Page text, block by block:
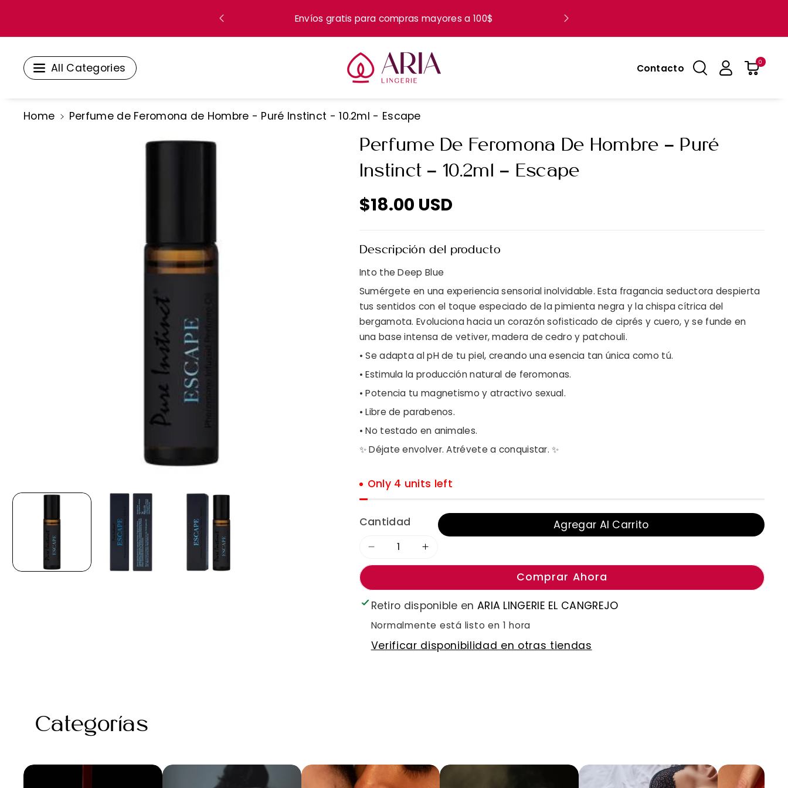
O
Envíos gratis para compras mayores a 100$
All Categories Contacto 0
Home Perfume de Feromona de Hombre - Puré Instinct - 10.2ml - Escape
Perfume De Feromona De Hombre - Puré
Instinct - 10.2ml - Escape
$18.00 USD
Descripción del producto
Into the Deep Blue
Sumérgete en una experiencia sensorial inolvidable. Esta fragancia seductora despierta
tus sentidos con el toque especiado de la pimienta negra y la chispa cítrica del
bergamota. Evoluciona hacia un corazón sofisticado de ciprés y cuero, y se funde en
una base intensa de vetiver, madera de cedro y patchouli.
• Se adapta al pH de tu piel, creando una esencia tan única como tú.
• Estimula la producción natural de feromonas.
• Potencia tu magnetismo y atractivo sexual.
• Libre de parabenos.
• No testado en animales.
✨ Déjate envolver. Atrévete a conquistar. ✨
Only 4 units left
Cantidad
Reducir
para
Perfume
de
Feromona
10.2ml
-
Aumentar
para
Perfume
de
Feromona
10.2ml
-
Agregar Al Carrito
Comprar Ahora
Retiro disponible en ARIA LINGERIE EL CANGREJO
Normalmente está listo en 1 hora
Verificar disponibilidad en otras tiendas
Categorías